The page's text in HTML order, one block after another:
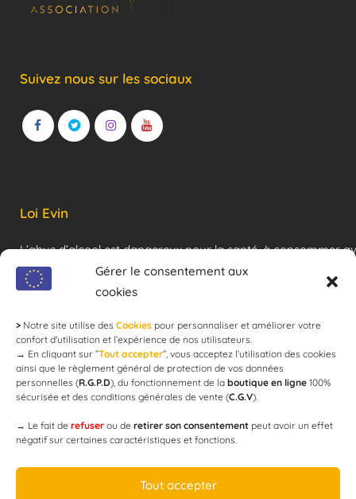
Gérer le consentement aux
cookies
> Notre site utilise des Cookies pour personnaliser et améliorer votre
confort d'utilisation et l’expérience de nos utilisateurs.
→ En cliquant sur ”Tout accepter”, vous acceptez l’utilisation des cookies
ainsi que le règlement général de protection de vos données
personnelles (R.G.P.D), du fonctionnement de la boutique en ligne 100%
sécurisée et des conditions générales de vente (C.G.V).
→ Le fait de refuser ou de retirer son consentement peut avoir un effet
négatif sur certaines caractéristiques et fonctions.
Tout accepter
Suivez nous sur les sociaux
Loi Evin
L’abus d’alcool est dangereux pour la santé, à consommer
modération !
Newsletter
email